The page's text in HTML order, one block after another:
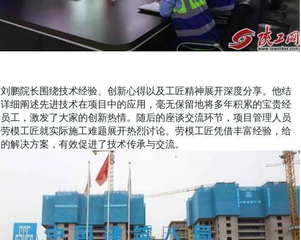
院长围绕技术经验、创新心得以及工匠精神展开深度分享。他结
细阐述先进技术在项目中的应用，毫无保留地将多年积累的宝贵经
工，激发了大家的创新热情。随后的座谈交流环节，项目管理人员
模工匠就实际施工难题展开热烈讨论。劳模工匠凭借丰富经验，给
解决方案，有效促进了技术传承与交流。